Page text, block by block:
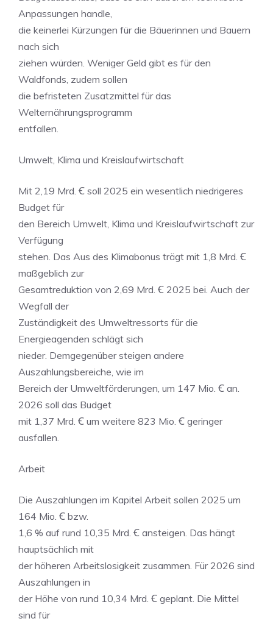
Anpassungen handle,
die keinerlei Kürzungen für die Bäuerinnen und Bauern
nach sich
ziehen würden. Weniger Geld gibt es für den
Waldfonds, zudem sollen
die befristeten Zusatzmittel für das
Welternährungsprogramm
entfallen.
Umwelt, Klima und Kreislaufwirtschaft
Mit 2,19 Mrd. Ꞓ soll 2025 ein wesentlich niedrigeres
Budget für
den Bereich Umwelt, Klima und Kreislaufwirtschaft zur
Verfügung
stehen. Das Aus des Klimabonus trägt mit 1,8 Mrd. Ꞓ
maßgeblich zur
Gesamtreduktion von 2,69 Mrd. Ꞓ 2025 bei. Auch der
Wegfall der
Zuständigkeit des Umweltressorts für die
Energieagenden schlägt sich
nieder. Demgegenüber steigen andere
Auszahlungsbereiche, wie im
Bereich der Umweltförderungen, um 147 Mio. Ꞓ an.
2026 soll das Budget
mit 1,37 Mrd. Ꞓ um weitere 823 Mio. Ꞓ geringer
ausfallen.
Arbeit
Die Auszahlungen im Kapitel Arbeit sollen 2025 um
164 Mio. Ꞓ bzw.
1,6 % auf rund 10,35 Mrd. Ꞓ ansteigen. Das hängt
hauptsächlich mit
der höheren Arbeitslosigkeit zusammen. Für 2026 sind
Auszahlungen in
der Höhe von rund 10,34 Mrd. Ꞓ geplant. Die Mittel
sind für